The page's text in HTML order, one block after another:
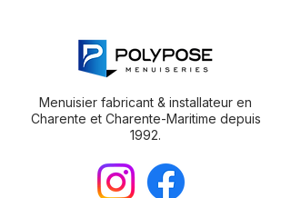
Menuisier fabricant & installateur en
Charente et Charente-Maritime depuis
1992.